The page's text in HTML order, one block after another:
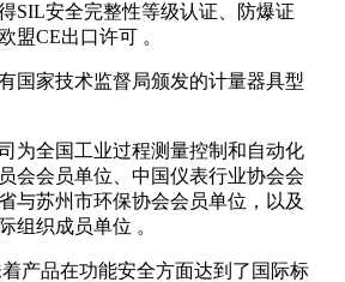
SIL安全完整性等级认证、防爆证
盟CE出口许可 。
国家技术监督局颁发的计量器具型
为全国工业过程测量控制和自动化
会会员单位、中国仪表行业协会会
与苏州市环保协会会员单位，以及
组织成员单位 。
产品在功能安全方面达到了国际标